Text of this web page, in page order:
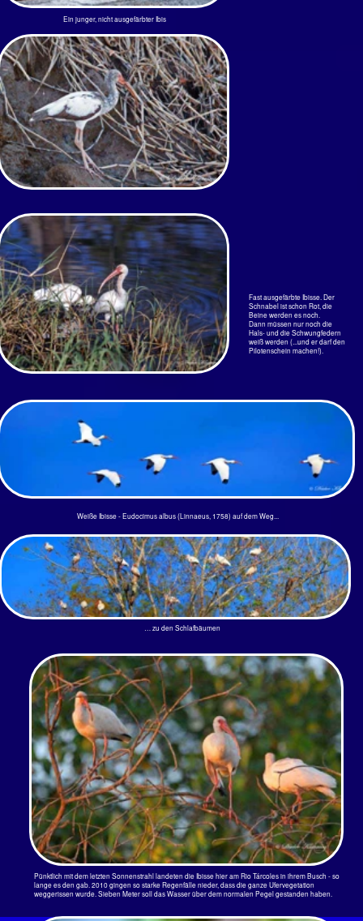
Pünktlich mit dem letzten Sonnenstrahl landeten die Ibisse hier am Rio Tárcoles in ihrem Busch - so
lange es den gab. 2010 gingen so starke Regenfälle nieder, dass die ganze Ufervegetation
weggerissen wurde. Sieben Meter soll das Wasser über dem normalen Pegel gestanden haben.
Eleganter Vogel. Kein Wunder, dass die alten Ägypter den
weißen Ibis Threskiornis aethiopicus intensiv verehrt haben. Er
galt als heiliges Tier und Verkörperung des Gottes Thot.
Alter mir noch schwarzen oder schon grauem Gefieder sind dabei.
bis zum Norden Südamerikas. Es fällt da doch schwer, ihn im
Deutschen „Schneesichler“ nennen zu sollen. Hier bleibt es bei
Weißer Ibis.
Ein junger Weißer Ibis am Río Sierpe im Januar 2017
Grünibis Mesembrinibis cayennensis (Gmelin, JF, 1789)
Green Ibis Ibis Verde